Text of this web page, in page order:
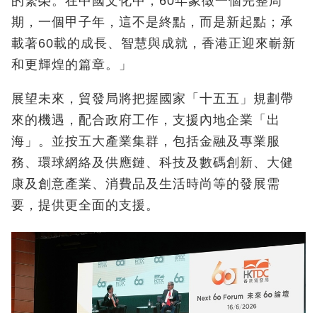
期，一個甲子年，這不是終點，而是新起點；承
載著60載的成長、智慧與成就，香港正迎來嶄新
和更輝煌的篇章。」
展望未來，貿發局將把握國家「十五五」規劃帶
來的機遇，配合政府工作，支援內地企業「出
海」。並按五大產業集群，包括金融及專業服
務、環球網絡及供應鏈、科技及數碼創新、大健
康及創意產業、消費品及生活時尚等的發展需
要，提供更全面的支援。